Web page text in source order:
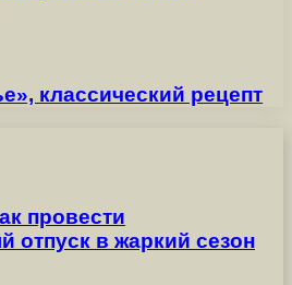
классический рецепт
провести
отпуск в жаркий сезон